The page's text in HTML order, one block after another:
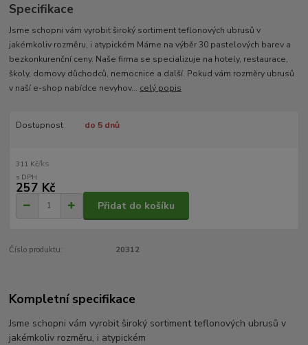
Specifikace
Jsme schopni vám vyrobit široký sortiment teflonových ubrusů v
jakémkoliv rozměru, i atypickém Máme na výběr 30 pastelových barev a
bezkonkurenční ceny. Naše firma se specializuje na hotely, restaurace,
školy, domovy důchodců, nemocnice a další. Pokud vám rozměry ubrusů
v naší e-shop nabídce nevyhov... celý popis
Dostupnost do 5 dnů
311 Kč/ks
257 Kč
Přidat do košíku
Číslo produktu: 20312
Kompletní specifikace
Jsme schopni vám vyrobit široký sortiment teflonových ubrusů v
jakémkoliv rozměru, i atypickém